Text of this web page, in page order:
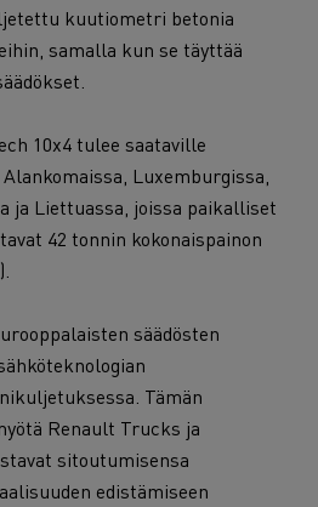
kuutiometri betonia
samalla kun se täyttää
10x4 tulee saataville
Luxemburgissa,
ja Liettuassa, joissa paikalliset
42 tonnin kokonaispainon
säädösten
Tämän
Renault Trucks ja
sitoutumisensa
edistämiseen